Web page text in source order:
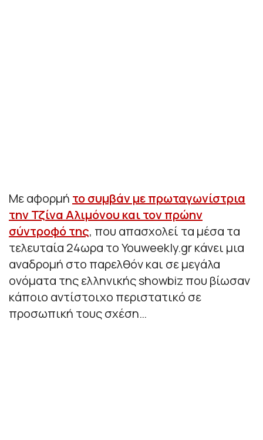
Με αφορμή το συμβάν με πρωταγωνίστρια
την Τζίνα Αλιμόνου και τον πρώην
σύντροφό της, που απασχολεί τα μέσα τα
τελευταία 24ωρα το Youweekly.gr κάνει μια
αναδρομή στο παρελθόν και σε μεγάλα
ονόματα της ελληνικής showbiz που βίωσαν
κάποιο αντίστοιχο περιστατικό σε
προσωπική τους σχέση…